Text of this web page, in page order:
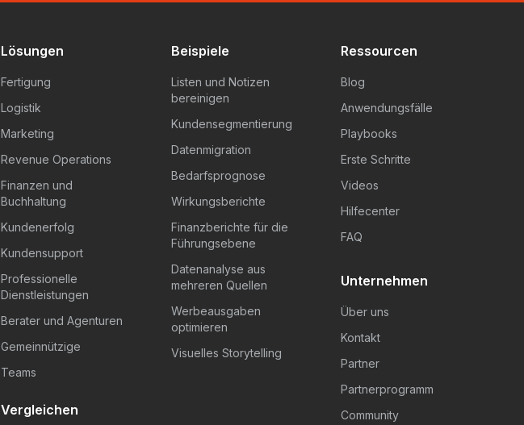
Lösungen
Fertigung
Logistik
Marketing
Revenue Operations
Finanzen und
Buchhaltung
Kundenerfolg
Kundensupport
Professionelle
Dienstleistungen
Berater und Agenturen
Gemeinnützige
Teams
Vergleichen
Beispiele
Listen und Notizen
bereinigen
Kundensegmentierung
Datenmigration
Bedarfsprognose
Wirkungsberichte
Finanzberichte für die
Führungsebene
Datenanalyse aus
mehreren Quellen
Werbeausgaben
optimieren
Visuelles Storytelling
Ressourcen
Blog
Anwendungsfälle
Playbooks
Erste Schritte
Videos
Hilfecenter
FAQ
Unternehmen
Über uns
Kontakt
Partner
Partnerprogramm
Community